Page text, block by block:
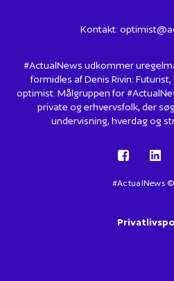
Kontakt:
#ActualNews udkommer
formidles af Denis Rivin:
optimist. Målgruppen for
private og erhvervsfolk, der
undervisning, hverdag og
#ActualNews